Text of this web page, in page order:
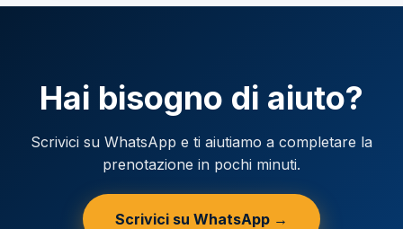
Hai bisogno di aiuto?
Scrivici su WhatsApp e ti aiutiamo a completare la
prenotazione in pochi minuti.
Scrivici su WhatsApp →